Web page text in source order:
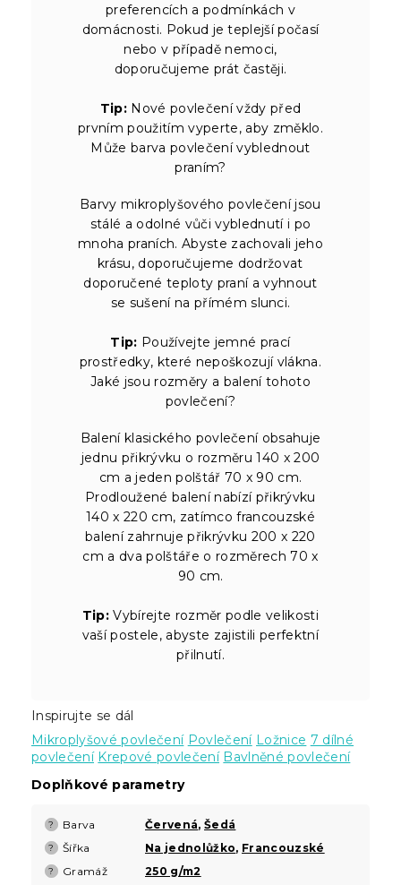
preferencích a podmínkách v
domácnosti. Pokud je teplejší počasí
nebo v případě nemoci,
doporučujeme prát častěji.
Tip: Nové povlečení vždy před
prvním použitím vyperte, aby změklo.
Může barva povlečení vyblednout
praním?
Barvy mikroplyšového povlečení jsou
stálé a odolné vůči vyblednutí i po
mnoha praních. Abyste zachovali jeho
krásu, doporučujeme dodržovat
doporučené teploty praní a vyhnout
se sušení na přímém slunci.
Tip: Používejte jemné prací
prostředky, které nepoškozují vlákna.
Jaké jsou rozměry a balení tohoto
povlečení?
Balení klasického povlečení obsahuje
jednu přikrývku o rozměru 140 x 200
cm a jeden polštář 70 x 90 cm.
Prodloužené balení nabízí přikrývku
140 x 220 cm, zatímco francouzské
balení zahrnuje přikrývku 200 x 220
cm a dva polštáře o rozměrech 70 x
90 cm.
Tip: Vybírejte rozměr podle velikosti
vaší postele, abyste zajistili perfektní
přilnutí.
Inspirujte se dál
Mikroplyšové povlečení Povlečení Ložnice 7 dílné
povlečení Krepové povlečení Bavlněné povlečení
Doplňkové parametry
? Barva Červená,Šedá
? Šířka Na jednolůžko, Francouzské
? Gramáž 250 g/m2